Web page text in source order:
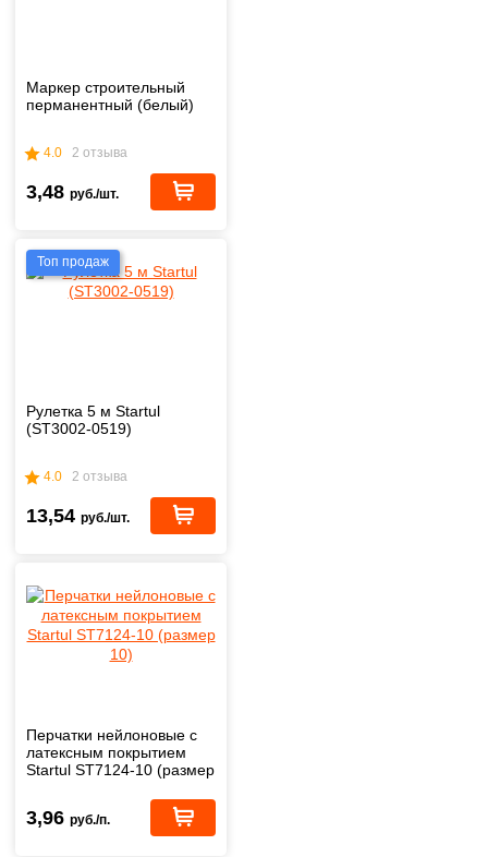
Маркер строительный
перманентный (белый)
4.0 2 отзыва
3,48 руб./шт.
Топ продаж
Рулетка 5 м Startul
(ST3002-0519)
4.0 2 отзыва
13,54 руб./шт.
Перчатки нейлоновые с
латексным покрытием
Startul ST7124-10 (размер
3,96 руб./п.